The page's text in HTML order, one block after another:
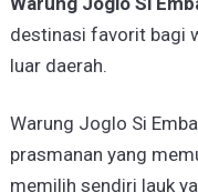
destinasi favorit bagi
luar daerah.
Warung Joglo Si
prasmanan yang
memilih sendiri lauk